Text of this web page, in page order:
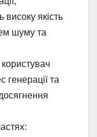
якість
шуму та
та